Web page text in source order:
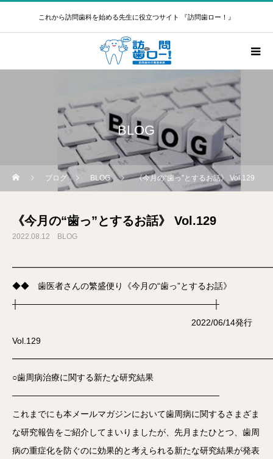
これから訪問歯科を始める先生に役立つサイト 『訪問歯ロー！』
BLOG
ブログ BLOG 《今月の“歯っ”とするお話》 Vol.129
《今月の“歯っ”とするお話》 Vol.129
2022.08.12 BLOG
◆◆ 歯医者さんの繁盛便り《今月の“歯っ”とするお話》
┼────────────────────────────────┼
2022/06/14発行
Vol.129
○歯周病治療に関する新たな研究結果
──────────────────────────────────
これまでにも本メールマガジンにおいて歯周病に関するさまざま
な研究報告をご紹介してまいりましたが、先月またひとつ、歯周
病の重症化を防ぐのに効果的と考えられる新たな研究結果が発表